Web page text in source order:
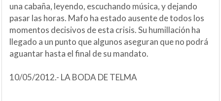
una cabaña, leyendo, escuchando música, y dejando
pasar las horas. Mafo ha estado ausente de todos los
momentos decisivos de esta crisis. Su humillación ha
llegado a un punto que algunos aseguran que no podrá
aguantar hasta el final de su mandato.
10/05/2012.- LA BODA DE TELMA